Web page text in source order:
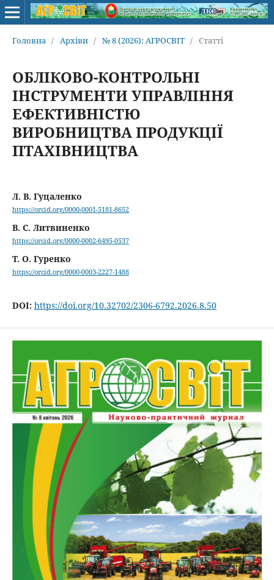
Головна / Архіви / № 8 (2026): АГРОСВІТ / Статті
ОБЛІКОВО-КОНТРОЛЬНІ
ІНСТРУМЕНТИ УПРАВЛІННЯ
ЕФЕКТИВНІСТЮ
ВИРОБНИЦТВА ПРОДУКЦІЇ
ПТАХІВНИЦТВА
Л. В. Гуцаленко
https://orcid.org/0000-0001-5181-8652
В. С. Литвиненко
https://orcid.org/0000-0002-6495-0537
Т. О. Гуренко
https://orcid.org/0000-0003-2227-1488
DOI: https://doi.org/10.32702/2306-6792.2026.8.50